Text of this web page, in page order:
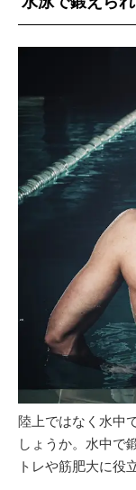
陸上ではなく水中
しょうか。水中で
トレや筋肥大に役